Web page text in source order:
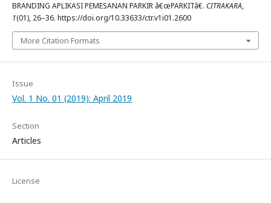
BRANDING APLIKASI PEMESANAN PARKIR â€œPARKITâ€. CITRAKARA,
1(01), 26–36. https://doi.org/10.33633/ctr.v1i01.2600
More Citation Formats
Issue
Vol. 1 No. 01 (2019): April 2019
Section
Articles
License